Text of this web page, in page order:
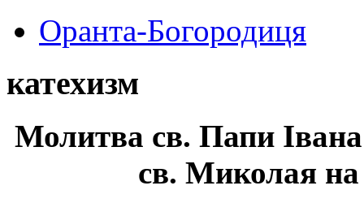
Оранта-Богородиця
катехизм
Молитва св. Папи
св. Миколая на